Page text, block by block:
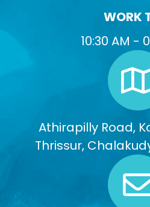
WORK
10:30 AM -
Athirapilly Road,
Thrissur,